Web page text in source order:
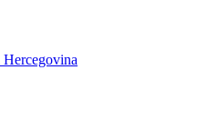
Hercegovina